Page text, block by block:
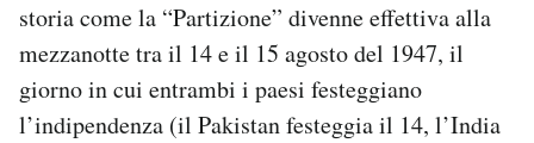
storia come la “Partizione” divenne effettiva alla
mezzanotte tra il 14 e il 15 agosto del 1947, il
giorno in cui entrambi i paesi festeggiano
l’indipendenza (il Pakistan festeggia il 14, l’India